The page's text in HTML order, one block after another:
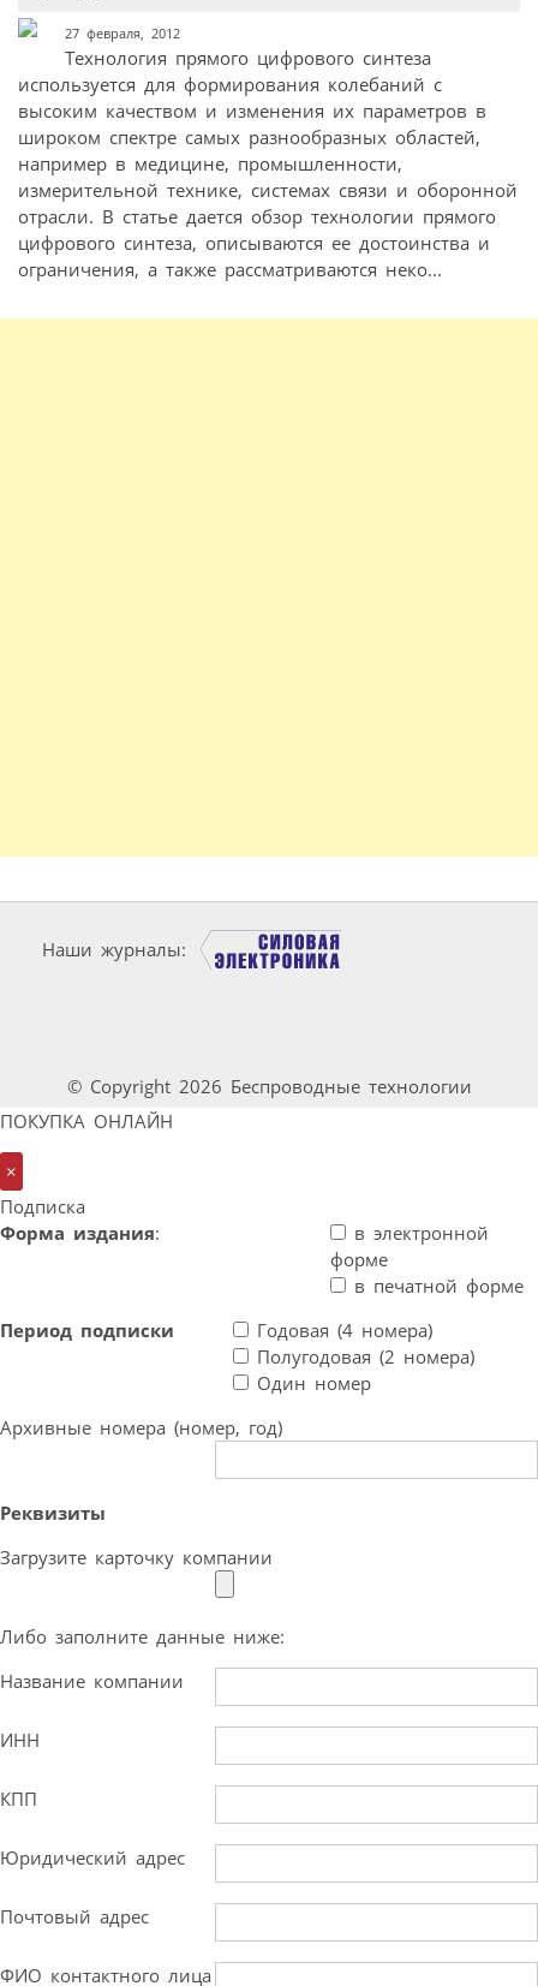
27 февраля, 2012
Технология прямого цифрового синтеза
используется для формирования колебаний с
высоким качеством и изменения их параметров в
широком спектре самых разнообразных областей,
например в медицине, промышленности,
измерительной технике, системах связи и оборонной
отрасли. В статье дается обзор технологии прямого
цифрового синтеза, описываются ее достоинства и
ограничения, а также рассматриваются неко...
Наши журналы:
© Copyright 2026 Беспроводные технологии
ПОКУПКА ОНЛАЙН
×
Подписка
Форма издания:
в электронной
форме
в печатной форме
Период подписки
Годовая (4 номера)
Полугодовая (2 номера)
Один номер
Архивные номера (номер, год)
Реквизиты
Загрузите карточку компании
Либо заполните данные ниже:
Название компании
ИНН
КПП
Юридический адрес
Почтовый адрес
ФИО контактного лица